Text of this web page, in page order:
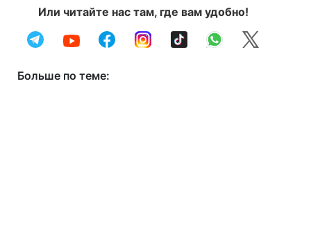
Или читайте нас там, где вам удобно!
Больше по теме: